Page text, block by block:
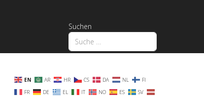
Suchen
EN AR HR CS DA NL
FI
FR
DE EL IT NO ES
SV